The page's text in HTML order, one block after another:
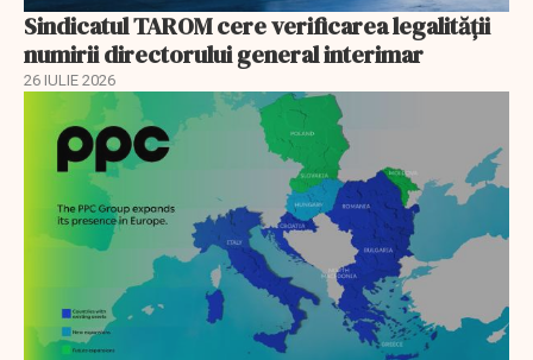
Sindicatul TAROM cere verificarea legalității
numirii directorului general interimar
26 IULIE 2026